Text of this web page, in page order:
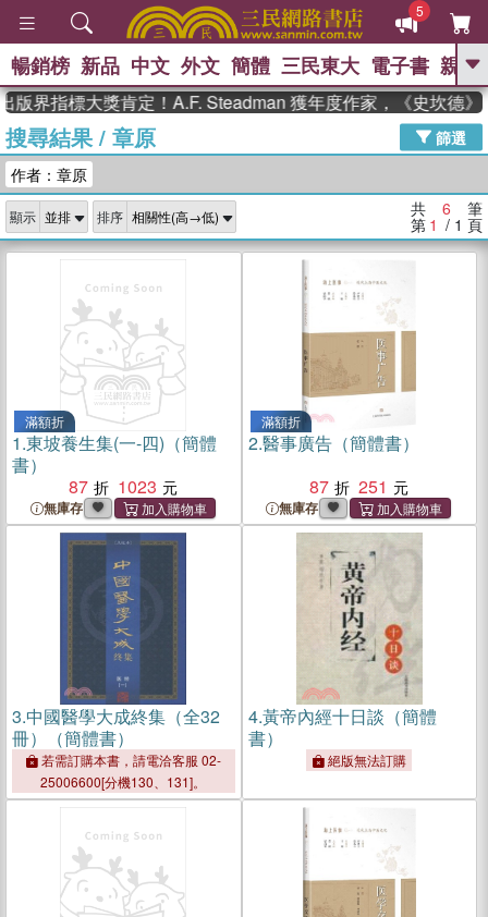
5
GO
高希均教授回憶錄
、 The Odyssey 、 父親節 、 如果歷
獎 臺灣漫遊錄 、 方念華 、 台灣的李
登輝時代
數學女孩：黎曼猜想 、
偉大的迷走神經
暢銷榜 新品 中文 外文 簡體 三民東大 電子書 親子
界指標大獎肯定！A.F. Steadman 獲年度作家，《史坎德》
搜尋結果/ 章原
篩選
作者：章原
顯示 排序 共 6 筆
第 1 / 1 頁
滿額折
1.東坡養生集(一-四)（簡體
書）
87
1023
無庫存
滿額折
2.醫事廣告（簡體書）
87
251
無庫存
3.中國醫學大成終集（全32
冊）（簡體書）
若需訂購本書，請電洽客服 02-
25006600[分機130、131]。
4.黃帝內經十日談（簡體
書）
絕版無法訂購